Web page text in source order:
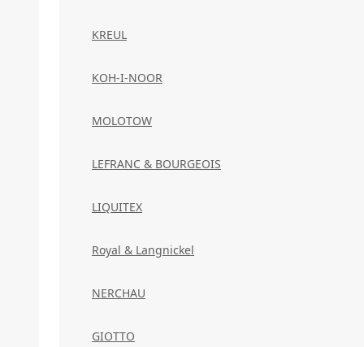
KREUL
KOH-I-NOOR
MOLOTOW
LEFRANC & BOURGEOIS
LIQUITEX
Royal & Langnickel
NERCHAU
GIOTTO